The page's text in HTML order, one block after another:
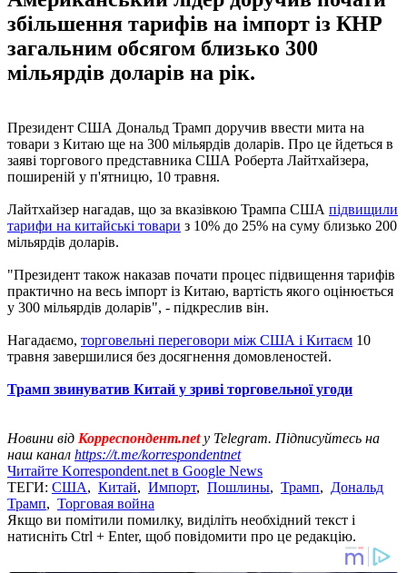
збільшення тарифів на імпорт із КНР
загальним обсягом близько 300
мільярдів доларів на рік.
Президент США Дональд Трамп доручив ввести мита на
товари з Китаю ще на 300 мільярдів доларів. Про це йдеться в
заяві торгового представника США Роберта Лайтхайзера,
поширеній у п'ятницю, 10 травня.
Лайтхайзер нагадав, що за вказівкою Трампа США підвищили
тарифи на китайські товари з 10% до 25% на суму близько 200
мільярдів доларів.
"Президент також наказав почати процес підвищення тарифів
практично на весь імпорт із Китаю, вартість якого оцінюється
у 300 мільярдів доларів", - підкреслив він.
Нагадаємо, торговельні переговори між США і Китаєм 10
травня завершилися без досягнення домовленостей.
Трамп звинуватив Китай у зриві торговельної угоди
Новини від Корреспондент.netу Telegram. Підписуйтесь на
наш канал https://t.me/korrespondentnet
Читайте Korrespondent.net в Google News
ТЕГИ: США, Китай, Импорт, Пошлины, Трамп, Дональд
Трамп, Торговая война
Якщо ви помітили помилку, виділіть необхідний текст і
натисніть Ctrl + Enter, щоб повідомити про це редакцію.